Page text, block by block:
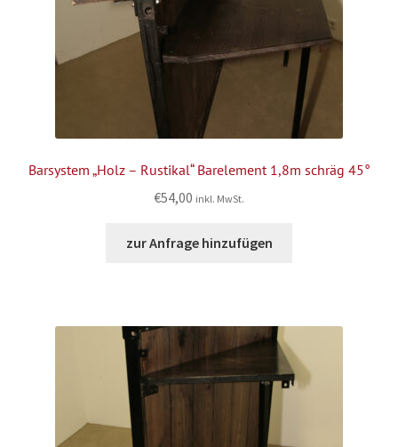
Barsystem „Holz – Rustikal“ Barelement 1,8m schräg 45°
€54,00 inkl. MwSt.
zur Anfrage hinzufügen